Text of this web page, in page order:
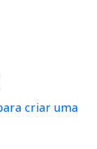
criar uma